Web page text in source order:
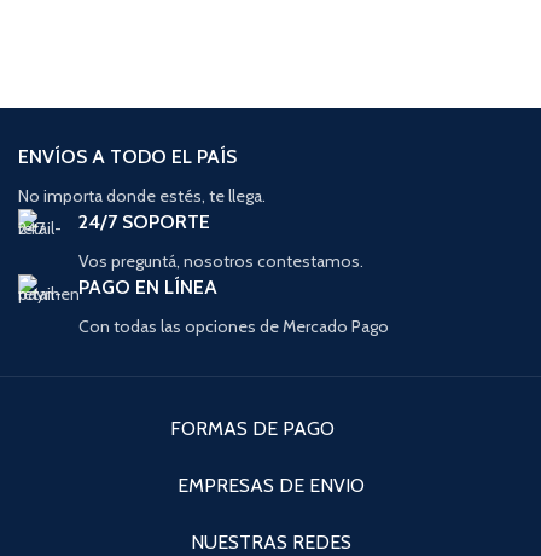
ENVÍOS A TODO EL PAÍS
No importa donde estés, te llega.
24/7 SOPORTE
Vos preguntá, nosotros contestamos.
PAGO EN LÍNEA
Con todas las opciones de Mercado Pago
FORMAS DE PAGO
EMPRESAS DE ENVIO
NUESTRAS REDES